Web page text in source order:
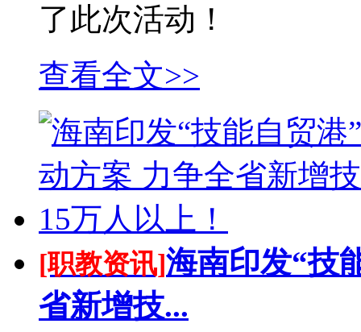
了此次活动！
查看全文>>
[职教资讯]海南印发“技
省新增技...